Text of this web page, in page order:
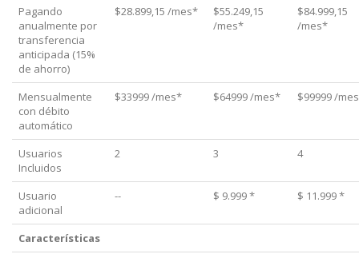
Pagando
anualmente por
transferencia
anticipada (15%
de ahorro)
$28.899,15 /mes*
$55.249,15
/mes*
$84.999,15
/mes*
Mensualmente
con débito
automático
$33999 /mes* $64999 /mes* $99999 /
Usuarios
Incluidos
2 3 4
Usuario
adicional
-- $ 9.999 * $ 11.999 *
Características